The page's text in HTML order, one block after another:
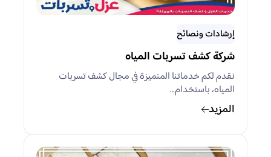
إرشادات ونصائح
شركة كشف تسربات المياه
نقدم لكم خدماتنا المتميزة في مجال كشف تسربات
المياه، باستخدام…
المزيد